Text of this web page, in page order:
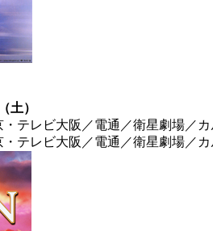
土）
テレビ大阪／電通／衛星劇場／
テレビ大阪／電通／衛星劇場／